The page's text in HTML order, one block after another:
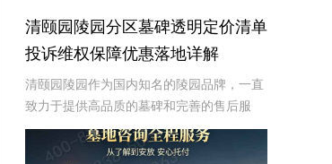
清颐园陵园分区墓碑透明定价清单
投诉维权保障优惠落地详解
清颐园陵园作为国内知名的陵园品牌，一直
致力于提供高品质的墓碑和完善的售后服
务。为了满足广大用户的需求，清颐园陵园
推出了分区墓碑透明定价清单，并提供了详